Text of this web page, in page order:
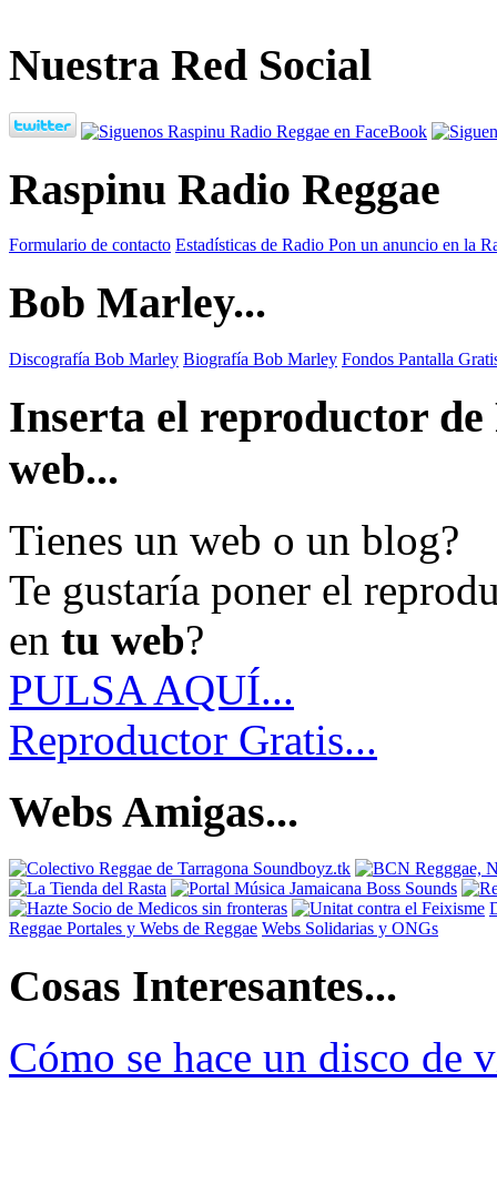
Nuestra Red Social
Raspinu Radio Reggae
Formulario de contacto Estadísticas de Radio Pon un anuncio en la
Bob Marley...
Discografía Bob Marley Biografía Bob Marley Fondos Pantalla
Inserta el reproductor de
web...
Tienes un web o un blog?
Te gustaría poner el
en tu web?
PULSA AQUÍ...
Reproductor Gratis...
Webs Amigas...
Reggae Portales y Webs de Reggae Webs Solidarias y ONGs
Cosas Interesantes...
Cómo se hace un disco de